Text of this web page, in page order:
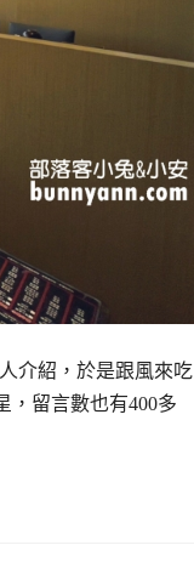
介紹，於是跟風來吃
，留言數也有400多